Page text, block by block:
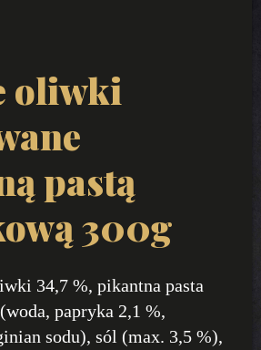
oliwki
pastą
300g
34,7 %, pikantna pasta
papryka 2,1 %,
sodu), sól (max. 3,5 %),